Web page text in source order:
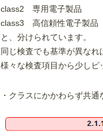
class2 専用電子製品
class3 高信頼性電子製品
と、分けられています。
同じ検査でも基準が異なれ
様々な検査項目から少しピ
・クラスにかかわらず共